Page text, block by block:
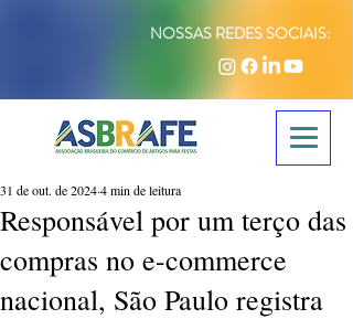
NOSSAS REDES SOCIAIS:
Responsável por um terço das
compras no e-commerce
nacional, São Paulo registra
31 de out. de 20244 min de leitura